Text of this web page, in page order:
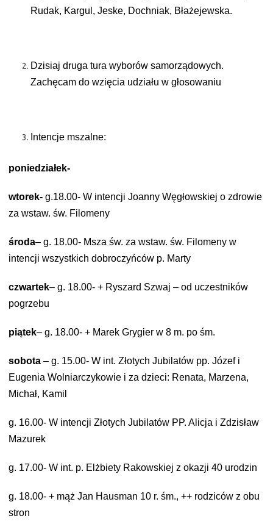
Rudak, Kargul, Jeske, Dochniak, Błażejewska.
Dzisiaj druga tura wyborów samorządowych.
Zachęcam do wzięcia udziału w głosowaniu
Intencje mszalne:
poniedziałek-
wtorek- g.18.00- W intencji Joanny Węgłowskiej o zdrowie
za wstaw. św. Filomeny
środa– g. 18.00- Msza św. za wstaw. św. Filomeny w
intencji wszystkich dobroczyńców p. Marty
czwartek– g. 18.00- + Ryszard Szwaj – od uczestników
pogrzebu
piątek– g. 18.00- + Marek Grygier w 8 m. po śm.
sobota – g. 15.00- W int. Złotych Jubilatów pp. Józef i
Eugenia Wolniarczykowie i za dzieci: Renata, Marzena,
Michał, Kamil
g. 16.00- W intencji Złotych Jubilatów PP. Alicja i Zdzisław
Mazurek
g. 17.00- W int. p. Elżbiety Rakowskiej z okazji 40 urodzin
g. 18.00- + mąż Jan Hausman 10 r. śm., ++ rodziców z obu
stron